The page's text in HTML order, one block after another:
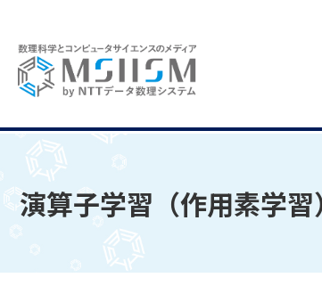
演算子学習（作用素学